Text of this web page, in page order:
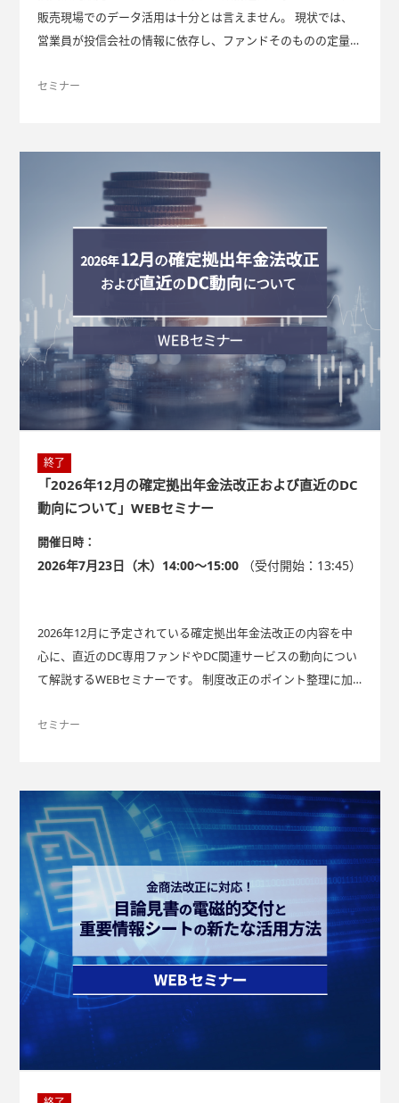
販売現場でのデータ活用は十分とは言えません。 現状では、
営業員が投信会社の情報に依存し、ファンドそのものの定量分
こうした課題を解決し、販売力と顧客満足度を高めるための具
セミナー
終了
「2026年12月の確定拠出年金法改正および直近のDC
動向について」WEBセミナー
開催日時：
2026年7月23日（木）14:00～15:00 （受付開始：13:45）
2026年12月に予定されている確定拠出年金法改正の内容を中
心に、直近のDC専用ファンドやDC関連サービスの動向につい
て解説するWEBセミナーです。 制度改正のポイント整理に加
紹介し、 今後の実務検討に役立つ情報をご提供します。
セミナー